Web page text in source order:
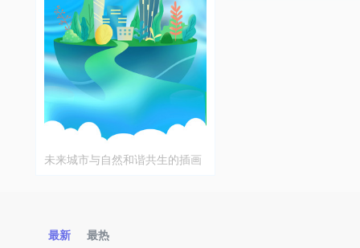
未来城市与自然和谐共生的插画
最新 最热